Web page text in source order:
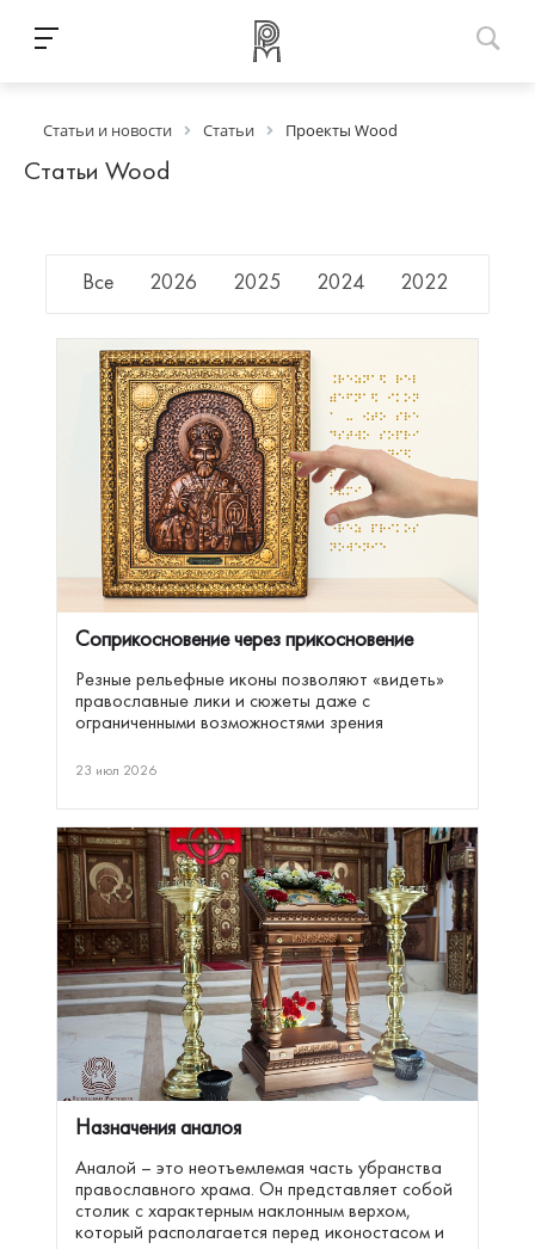
Статьи и новости Статьи Проекты Wood
Статьи Wood
Все 2026 2025 2024 2022
Соприкосновение через прикосновение
Резные рельефные иконы позволяют «видеть»
православные лики и сюжеты даже с
ограниченными возможностями зрения
23 июл 2026
Назначения аналоя
Аналой – это неотъемлемая часть убранства
православного храма. Он представляет собой
столик с характерным наклонным верхом,
который располагается перед иконостасом и